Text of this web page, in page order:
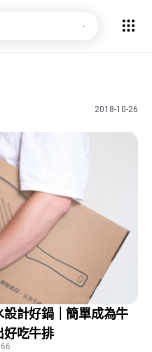
2018-10-26
計好鍋｜簡單成為牛
好吃牛排